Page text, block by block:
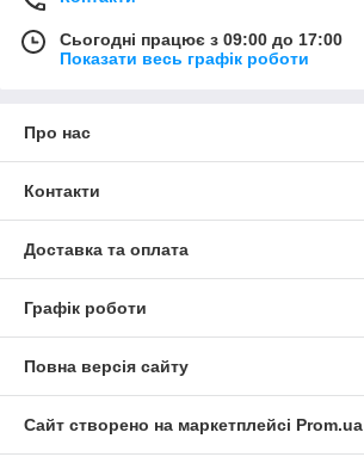
Сьогодні працює з 09:00 до 17:00
Показати весь графік роботи
Про нас
Контакти
Доставка та оплата
Графік роботи
Повна версія сайту
Сайт створено на маркетплейсі Prom.ua